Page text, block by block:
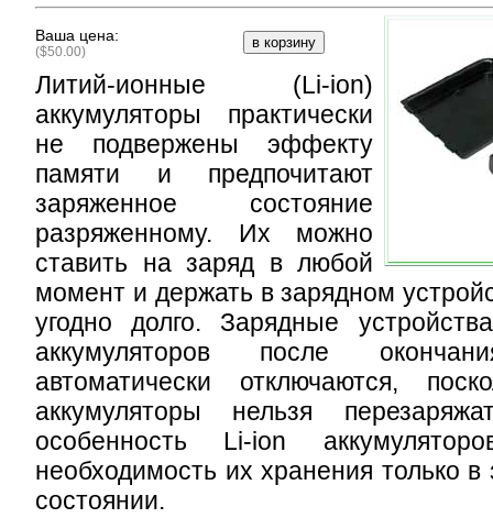
Ваша цена:
($50.00)
Литий-ионные (Li-ion)
аккумуляторы практически
не подвержены эффекту
памяти и предпочитают
заряженное состояние
разряженному. Их можно
ставить на заряд в любой
момент и держать в зарядном
угодно долго. Зарядные
аккумуляторов после
автоматически отключаются,
аккумуляторы нельзя
особенность Li-ion
необходимость их хранения только
состоянии.